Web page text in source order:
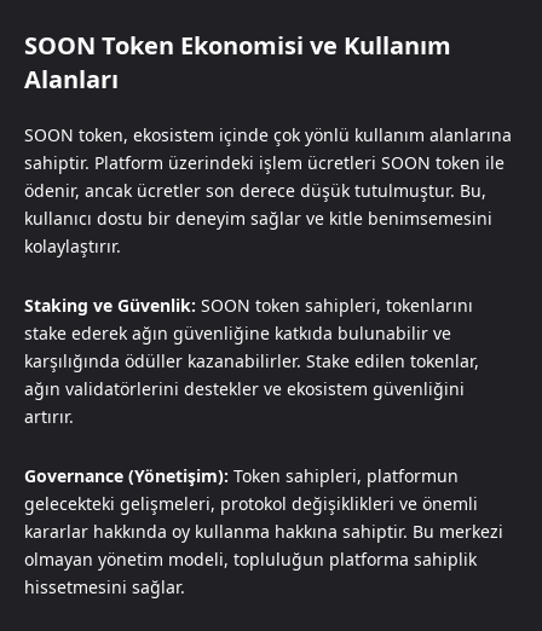
SOON Token Ekonomisi ve Kullanım
Alanları
SOON token, ekosistem içinde çok yönlü kullanım alanlarına
sahiptir. Platform üzerindeki işlem ücretleri SOON token ile
ödenir, ancak ücretler son derece düşük tutulmuştur. Bu,
kullanıcı dostu bir deneyim sağlar ve kitle benimsemesini
kolaylaştırır.
Staking ve Güvenlik: SOON token sahipleri, tokenlarını
stake ederek ağın güvenliğine katkıda bulunabilir ve
karşılığında ödüller kazanabilirler. Stake edilen tokenlar,
ağın validatörlerini destekler ve ekosistem güvenliğini
artırır.
Governance (Yönetişim): Token sahipleri, platformun
gelecekteki gelişmeleri, protokol değişiklikleri ve önemli
kararlar hakkında oy kullanma hakkına sahiptir. Bu merkezi
olmayan yönetim modeli, topluluğun platforma sahiplik
hissetmesini sağlar.